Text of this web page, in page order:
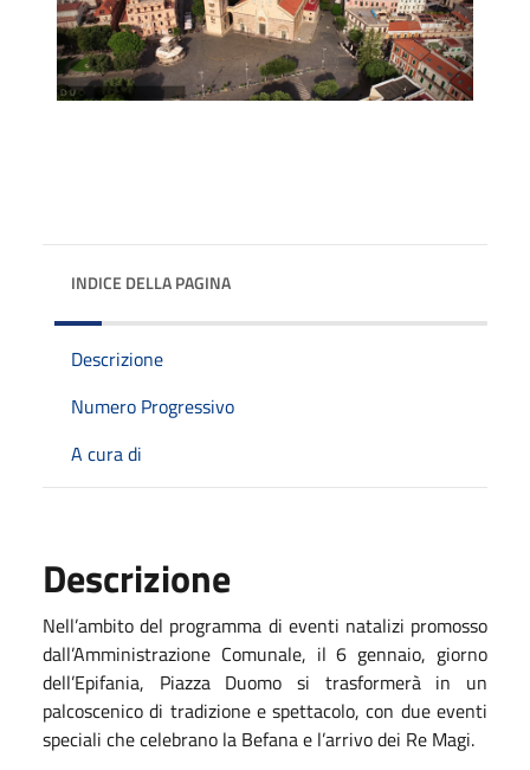
INDICE DELLA PAGINA
Descrizione
Numero Progressivo
A cura di
Descrizione
Nell’ambito del programma di eventi natalizi promosso
dall’Amministrazione Comunale, il 6 gennaio, giorno
dell’Epifania, Piazza Duomo si trasformerà in un
palcoscenico di tradizione e spettacolo, con due eventi
speciali che celebrano la Befana e l’arrivo dei Re Magi.